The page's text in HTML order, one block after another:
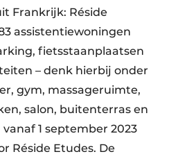
Frankrijk: Réside
assistentiewoningen
fietsstaanplaatsen
– denk hierbij onder
gym, massageruimte,
salon, buitenterras en
1 september 2023
Réside Etudes. De